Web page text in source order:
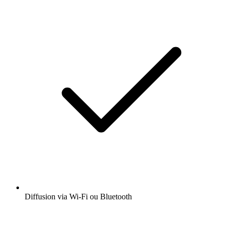
Diffusion via Wi-Fi ou Bluetooth